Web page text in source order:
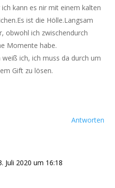
kann es nir mit einem kalten
ist die Hölle.Langsam
obwohl ich zwischendurch
Momente habe.
ich, ich muss da durch um
Gift zu lösen.
Antworten
Juli 2020 um 16:18